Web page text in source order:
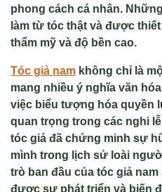
phong cách cá nhân.
làm từ tóc thật và được
thẩm mỹ và độ bền cao.
Tóc giả nam không chỉ là
mang nhiều ý nghĩa văn
việc biểu tượng hóa quyền
quan trọng trong các nghi
tóc giả đã chứng minh sự
mình trong lịch sử loài
trò ban đầu của tóc giả
được sự phát triển và biến